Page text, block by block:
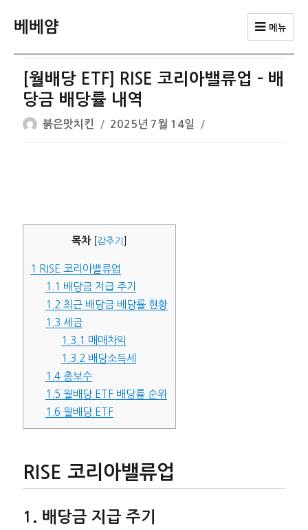
베베얌 메뉴
[월배당 ETF] RISE 코리아밸류업 – 배
당금 배당률 내역
글
쓴
붉은맛치킨
작
성
2025년 7월 14일
목차 감추기
1
RISE 코리아밸류업
1.1 배당금 지급 주기
1.2 최근 배당금 배당률 현황
1.3 세금
1.3.1 매매차익
1.3.2 배당소득세
1.4 총보수
1.5 월배당 ETF 배당률 순위
1.6 월배당 ETF
RISE 코리아밸류업
배당금 지급 주기